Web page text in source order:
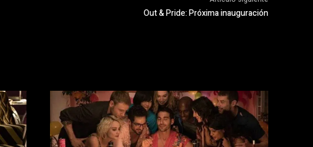
Out & Pride: Próxima inauguración